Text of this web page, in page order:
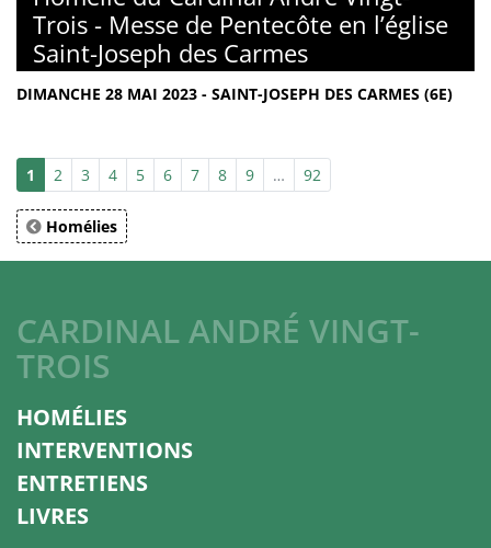
Trois - Messe de Pentecôte en l’église
Saint-Joseph des Carmes
DIMANCHE 28 MAI 2023 - SAINT-JOSEPH DES CARMES (6E)
1 2 3 4 5 6 7 8 9 … 92
Homélies
CARDINAL ANDRÉ VINGT-
TROIS
HOMÉLIES
INTERVENTIONS
ENTRETIENS
LIVRES